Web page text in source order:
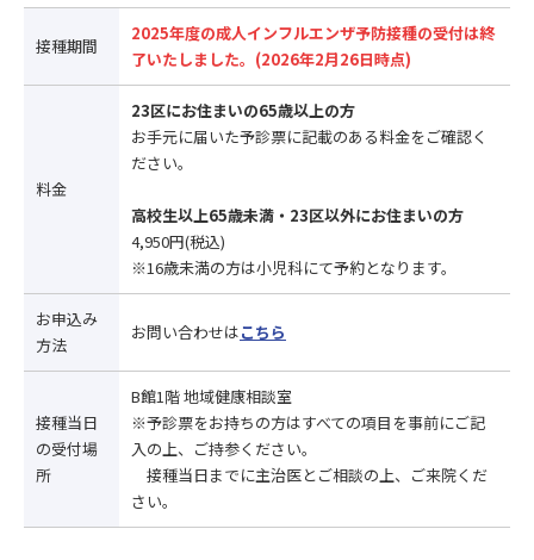
接種期間
2025年度の成人インフルエンザ予防接種の受付は終
了いたしました。(2026年2月26日時点)
料金
23区にお住まいの65歳以上の方
お手元に届いた予診票に記載のある料金をご確認く
ださい。
高校生以上65歳未満・23区以外にお住まいの方
4,950円(税込)
※16歳未満の方は小児科にて予約となります。
お申込み
方法
お問い合わせはこちら
接種当日
の受付場
所
B館1階 地域健康相談室
※予診票をお持ちの方はすべての項目を事前にご記
入の上、ご持参ください。
接種当日までに主治医とご相談の上、ご来院くだ
さい。